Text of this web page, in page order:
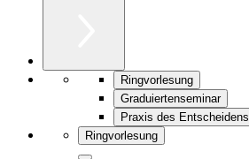
Ringvorlesung
Graduiertenseminar
Praxis des Entscheidens
Ringvorlesung